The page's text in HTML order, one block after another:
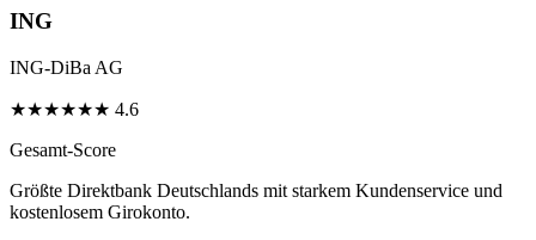
ING
ING-DiBa AG
★★★★★★ 4.6
Gesamt-Score
Größte Direktbank Deutschlands mit starkem Kundenservice und
kostenlosem Girokonto.